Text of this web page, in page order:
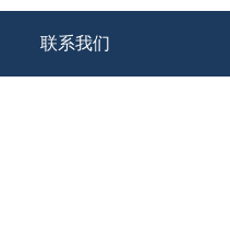
联系我们